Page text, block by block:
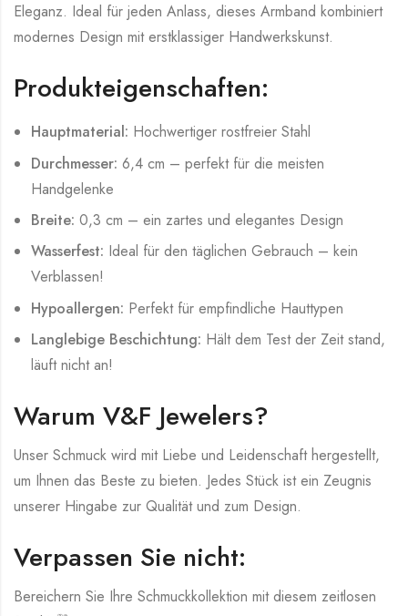
Eleganz. Ideal für jeden Anlass, dieses Armband kombiniert
modernes Design mit erstklassiger Handwerkskunst.
Produkteigenschaften:
Hauptmaterial: Hochwertiger rostfreier Stahl
Durchmesser: 6,4 cm – perfekt für die meisten
Handgelenke
Breite: 0,3 cm – ein zartes und elegantes Design
Wasserfest: Ideal für den täglichen Gebrauch – kein
Verblassen!
Hypoallergen: Perfekt für empfindliche Hauttypen
Langlebige Beschichtung: Hält dem Test der Zeit stand,
läuft nicht an!
Warum V&F Jewelers?
Unser Schmuck wird mit Liebe und Leidenschaft hergestellt,
um Ihnen das Beste zu bieten. Jedes Stück ist ein Zeugnis
unserer Hingabe zur Qualität und zum Design.
Verpassen Sie nicht:
Bereichern Sie Ihre Schmuckkollektion mit diesem zeitlosen